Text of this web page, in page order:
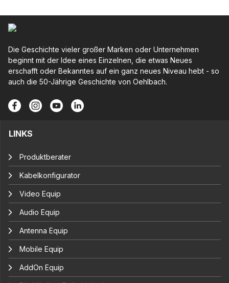
Die Geschichte vieler großer Marken oder Unternehmen
beginnt mit der Idee eines Einzelnen, die etwas Neues
erschafft oder Bekanntes auf ein ganz neues Niveau hebt - so
auch die 50-Jährige Geschichte von Oehlbach.
LINKS
Produktberater
Kabelkonfigurator
Video Equip
Audio Equip
Antenna Equip
Mobile Equip
AddOn Equip